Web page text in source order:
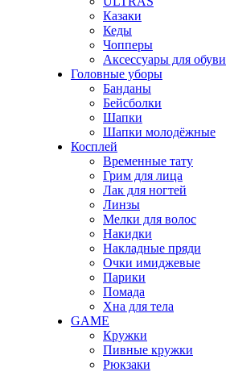
Казаки
Кеды
Чопперы
Аксессуары для обуви
Головные уборы
Банданы
Бейсболки
Шапки
Шапки молодёжные
Косплей
Временные тату
Грим для лица
Лак для ногтей
Линзы
Мелки для волос
Накидки
Накладные пряди
Очки имиджевые
Парики
Помада
Хна для тела
GAME
Кружки
Пивные кружки
Рюкзаки